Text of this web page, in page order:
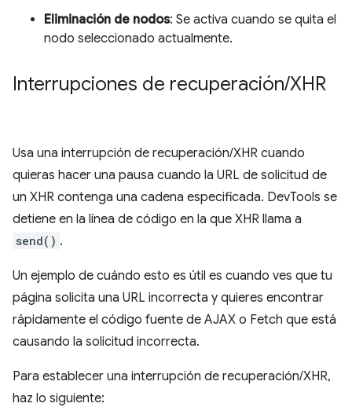
Eliminación de nodos: Se activa cuando se quita el
nodo seleccionado actualmente.
Interrupciones de recuperación/XHR
Usa una interrupción de recuperación/XHR cuando
quieras hacer una pausa cuando la URL de solicitud de
un XHR contenga una cadena especificada. DevTools se
detiene en la línea de código en la que XHR llama a
send() .
Un ejemplo de cuándo esto es útil es cuando ves que tu
página solicita una URL incorrecta y quieres encontrar
rápidamente el código fuente de AJAX o Fetch que está
causando la solicitud incorrecta.
Para establecer una interrupción de recuperación/XHR,
haz lo siguiente: